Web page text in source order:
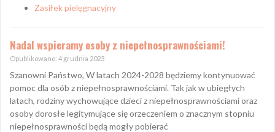
Zasiłek pielęgnacyjny
Nadal wspieramy osoby z niepełnosprawnościami!
Opublikowano: 4 grudnia 2023
Szanowni Państwo, W latach 2024-2028 będziemy kontynuować
pomoc dla osób z niepełnosprawnościami. Tak jak w ubiegłych
latach, rodziny wychowujące dzieci z niepełnosprawnościami oraz
osoby dorosłe legitymujące się orzeczeniem o znacznym stopniu
niepełnosprawności będą mogły pobierać